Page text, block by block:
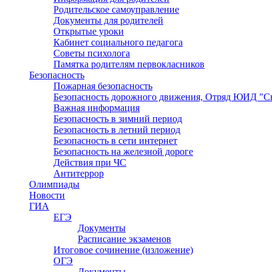
Родительское самоуправление
Документы для родителей
Открытые уроки
Кабинет социального педагога
Советы психолога
Памятка родителям первокласников
Безопасность
Пожарная безопасность
Безопасность дорожного движения, Отряд ЮИД
Важная информация
Безопасность в зимний период
Безопасность в летний период
Безопасность в сети интернет
Безопасность на железной дороге
Действия при ЧС
Антитеррор
Олимпиады
Новости
ГИА
ЕГЭ
Документы
Расписание экзаменов
Итоговое сочинение (изложение)
ОГЭ